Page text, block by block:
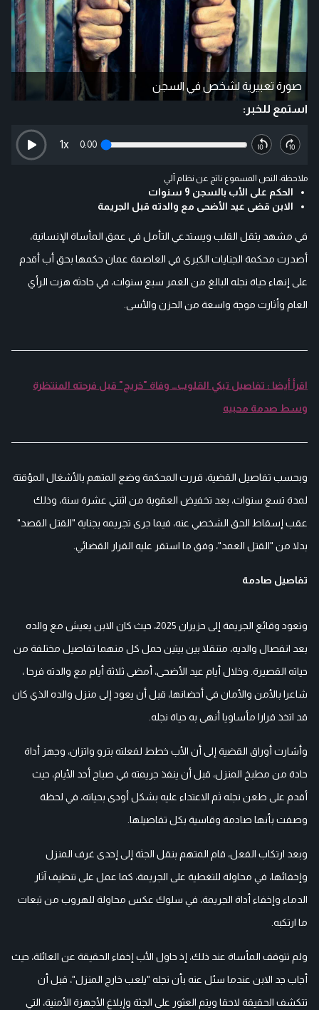
صورة تعبيرية لشخص في السجن
استمع للخبر:
0:00
1x
ملاحظة: النص المسموع ناتج عن نظام آلي
الحكم على الأب بالسجن 9 سنوات
الابن قضى عيد الأضحى مع والدته قبل الجريمة
في مشهد يثقل القلب ويستدعي التأمل في عمق المأساة الإنسانية،
أصدرت محكمة الجنايات الكبرى في العاصمة عمان حكمها بحق أب أقدم
على إنهاء حياة نجله البالغ من العمر سبع سنوات، في حادثة هزت الرأي
العام وأثارت موجة واسعة من الحزن والأسى.
اقرأ أيضا : تفاصيل تبكي القلوب… وفاة "خريج" قبل فرحته المنتظرة
وسط صدمة محبيه
وبحسب تفاصيل القضية، قررت المحكمة وضع المتهم بالأشغال المؤقتة
لمدة تسع سنوات، بعد تخفيض العقوبة من اثنتي عشرة سنة، وذلك
عقب إسقاط الحق الشخصي عنه، فيما جرى تجريمه بجناية "القتل القصد"
بدلا من "القتل العمد"، وفق ما استقر عليه القرار القضائي.
تفاصيل صادمة
وتعود وقائع الجريمة إلى حزيران 2025، حيث كان الابن يعيش مع والده
بعد انفصال والديه، متنقلا بين بيتين حمل كل منهما تفاصيل مختلفة من
حياته القصيرة. وخلال أيام عيد الأضحى، أمضى ثلاثة أيام مع والدته فرحا ،
شاعرا بالأمن والأمان في أحضانها، قبل أن يعود إلى منزل والده الذي كان
قد اتخذ قرارا مأساويا أنهى به حياة نجله.
وأشارت أوراق القضية إلى أن الأب خطط لفعلته بترو واتزان، وجهز أداة
حادة من مطبخ المنزل، قبل أن ينفذ جريمته في صباح أحد الأيام، حيث
أقدم على طعن نجله ثم الاعتداء عليه بشكل أودى بحياته، في لحظة
وصفت بأنها صادمة وقاسية بكل تفاصيلها.
وبعد ارتكاب الفعل، قام المتهم بنقل الجثة إلى إحدى غرف المنزل
وإخفائها، في محاولة للتغطية على الجريمة، كما عمل على تنظيف آثار
الدماء وإخفاء أداة الجريمة، في سلوك عكس محاولة للهروب من تبعات
ما ارتكبه.
ولم تتوقف المأساة عند ذلك، إذ حاول الأب إخفاء الحقيقة عن العائلة، حيث
أجاب جد الابن عندما سئل عنه بأن نجله "يلعب خارج المنزل"، قبل أن
تتكشف الحقيقة لاحقا ويتم العثور على الجثة وإبلاغ الأجهزة الأمنية، التي